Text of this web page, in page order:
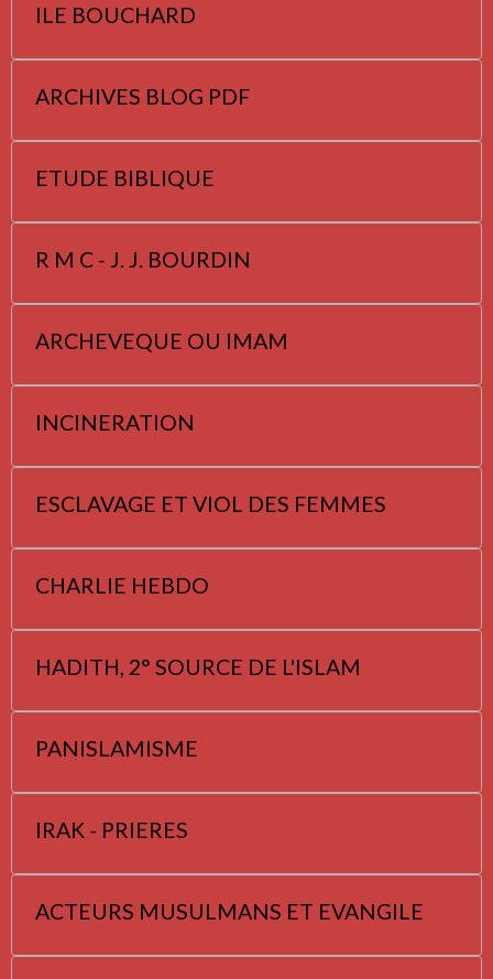
ILE BOUCHARD
ARCHIVES BLOG PDF
ETUDE BIBLIQUE
R M C - J. J. BOURDIN
ARCHEVEQUE OU IMAM
INCINERATION
ESCLAVAGE ET VIOL DES FEMMES
CHARLIE HEBDO
HADITH, 2° SOURCE DE L'ISLAM
PANISLAMISME
IRAK - PRIERES
ACTEURS MUSULMANS ET EVANGILE